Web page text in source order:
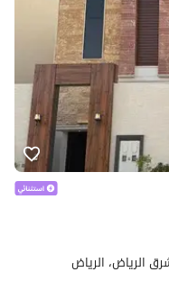
الرياض، الرياض